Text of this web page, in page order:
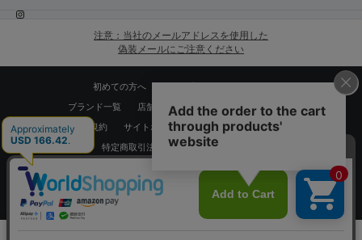
注意：当社のメールアドレスを使用した
偽装メールにご注意ください
初めての方へ
ブランド一覧 店舗検索 企業情報 株主優待制度
利用規約 サイトポリシー プライバシーポリシー
特定商取引法に基づく表記
Copyrights © WORLD CO.,LTD. All rights reserved.
スマートフォン ｜PC